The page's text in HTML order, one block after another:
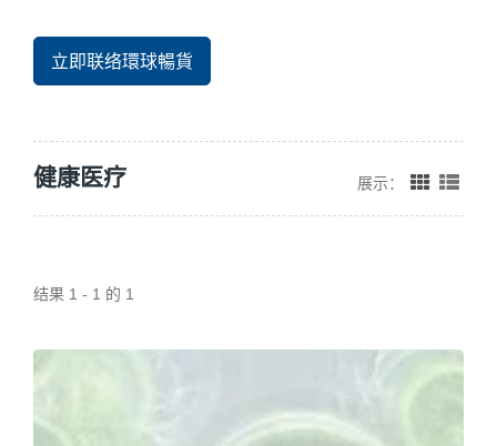
立即联络環球暢貨
健康医疗 展示：
结果 1 - 1 的 1